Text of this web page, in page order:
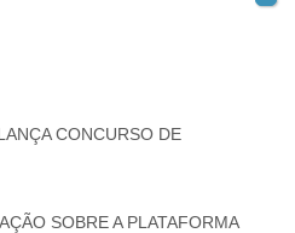
CONCURSO DE
SOBRE A PLATAFORMA